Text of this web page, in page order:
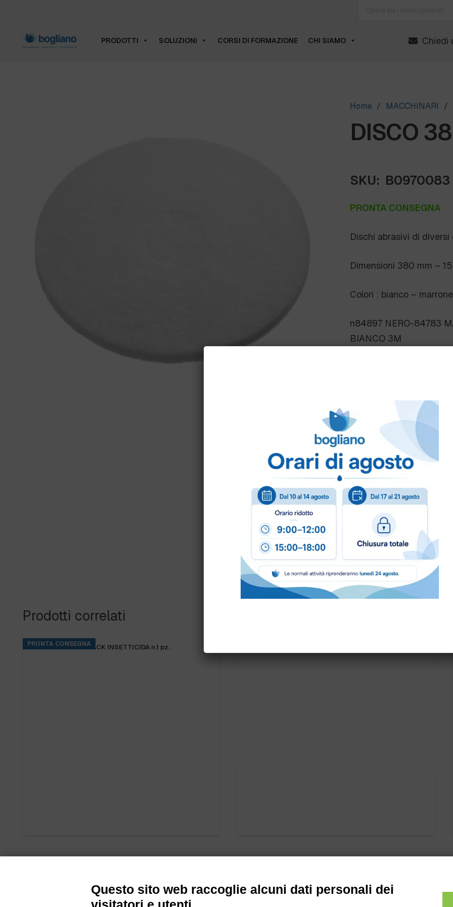
PRODOTTI SOLUZIONI CORSI DI FORMAZIONE CHI SIAMO Chiedi
Home / MACCHINARI /
DISCO
SKU: B0970083
PRONTA CONSEGNA
Dischi abrasivi di
Dimensioni 380 mm –
Colori : bianco –
n84897 NERO-84783
BIANCO 3M
Come ordinare?
Puoi ordinare chiamando al
info@bogliano.it
Per ogni informazione
COLORE: BIANCO
Prodotti correlati
PRONTA CONSEGNA
TIGER LED 13W BLACK INSETTICIDA n.1 pz.
Questo sito web raccoglie alcuni dati personali dei